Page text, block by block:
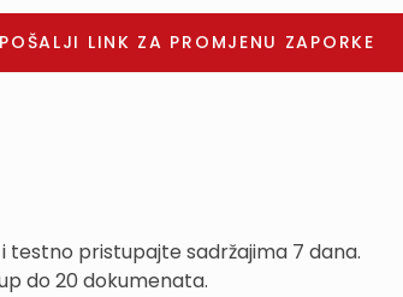
testno pristupajte sadržajima 7 dana.
do 20 dokumenata.